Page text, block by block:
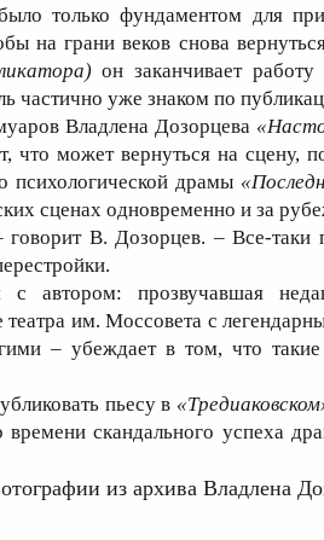
только фундаментом для
на грани веков снова
он заканчивает
частично уже знаком по
Владлена Дозорцева
что может вернуться на сцену,
драмы
сценах одновременно и за
В. Дозорцев. – Все-таки
с автором: прозвучавшая
театра им. Моссовета с
– убеждает в том, что такие
пьесу в
скандального успеха
из архива Владлена